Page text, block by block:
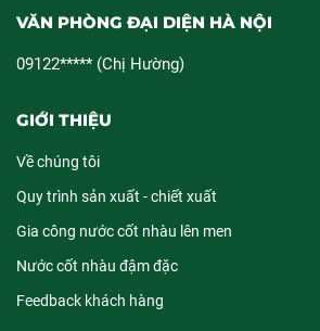
VĂN PHÒNG ĐẠI DIỆN HÀ NỘI
09122***** (Chị Hường)
GIỚI THIỆU
Về chúng tôi
Quy trình sản xuất - chiết xuất
Gia công nước cốt nhàu lên men
Nước cốt nhàu đậm đặc
Feedback khách hàng